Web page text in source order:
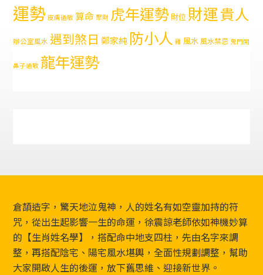
運勢 皮膚過敏 算命 聚財 虎年運勢 財位 財運貴人
辦公室風水 遇到煞日 鄭家純 防小人 雞 風水風水禁忌 鬼門開
鼻子過敏 龍年運勢
Footer
倉頡造字，驚天地泣鬼神，人的姓名有如空靈加持的符
咒，從出生起影響一生的命運，徐震諒老師依如神機妙算
的【生肖姓名學】，搭配命中地支四柱，先由名字來調
整，再搭配陰宅、陽宅風水堪輿，全面性規劃調整，幫助
大家開啟人生的後運，放下舊思維、迎接新世界。